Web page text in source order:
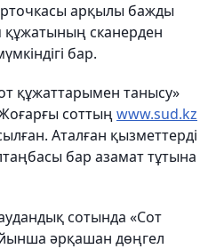
арқылы бажды
құжатының сканерден
бар.
құжаттарымен танысу»
соттың www.sud.kz
Аталған қызметтерді
бар азамат тұтына
сотында «Сот
әрқашан дөңгел